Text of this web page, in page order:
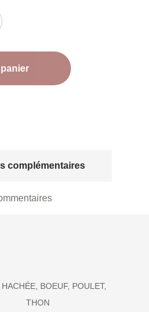
complémentaires
BOEUF, POULET,
THON